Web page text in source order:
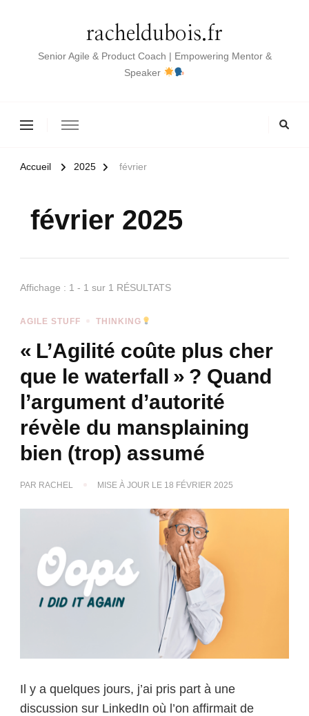
racheldubois.fr
Senior Agile & Product Coach | Empowering Mentor &
Speaker
Accueil 2025 février
février 2025
Affichage : 1 - 1 sur 1 RÉSULTATS
AGILE STUFF THINKING
« L’Agilité coûte plus cher
que le waterfall » ? Quand
l’argument d’autorité
révèle du mansplaining
bien (trop) assumé
PAR RACHEL MISE À JOUR LE 18 FÉVRIER 2025
Il y a quelques jours, j’ai pris part à une
discussion sur LinkedIn où l’on affirmait de